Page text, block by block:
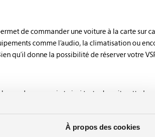
À propos des cookies
de commander une voiture à la carte sur
comme l’audio, la climatisation ou
qu’il donne la possibilité de réserver votre
un essai et ainsi tester la voiturette !
d’immatriculation et les plaques
voiture neuve !